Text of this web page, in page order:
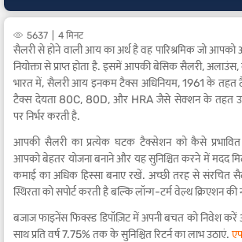
5637 4 मिनट
सैलरी से होने वाली आय का अर्थ है वह पारिश्रमिक जो
नियोक्ता से प्राप्त होता है. इसमें आपकी बेसिक सैलरी,
भारत में, सैलरी आय इनकम टैक्स अधिनियम, 1961 के
टैक्स देयता 80C, 80D, और HRA जैसे सेक्शन के तहत
पर निर्भर करती है.
आपकी सैलरी का प्रत्येक घटक टैक्सेशन को कैसे
आपको बेहतर योजना बनाने और यह सुनिश्चित करने में मदद
कमाई का अधिक हिस्सा बनाए रखें. अच्छी तरह से संरचित
स्थिरता को सपोर्ट करती है बल्कि लॉन्ग-टर्म वेल्थ क्रिएशन की
बजाज फाइनेंस फिक्स्ड डिपॉज़िट में अपनी बचत को निवेश
साथ प्रति वर्ष 7.75% तक के सुनिश्चित रिटर्न का लाभ उठाएं.